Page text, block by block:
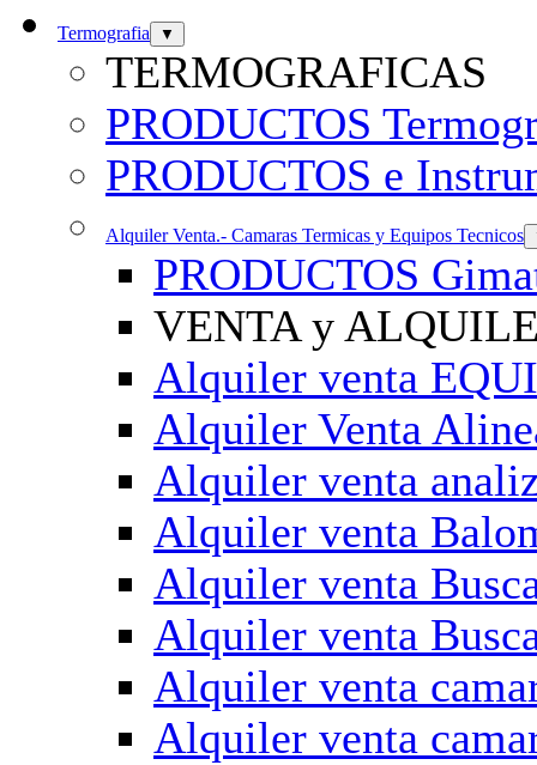
Termografia ▼
TERMOGRAFICAS
PRODUCTOS
PRODUCTOS e
Alquiler Venta.- Camaras Termicas y Equipos Tecnicos
PRODUCTOS
VENTA y
Alquiler venta
Alquiler Venta
Alquiler venta
Alquiler venta
Alquiler venta
Alquiler venta
Alquiler venta
Alquiler venta